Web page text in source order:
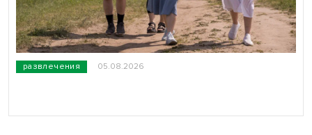
развлечения 05.08.2026